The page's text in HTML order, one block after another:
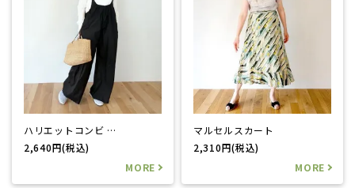
ハリエットコンビ …
2,640円(税込)
マルセルスカート
2,310円(税込)